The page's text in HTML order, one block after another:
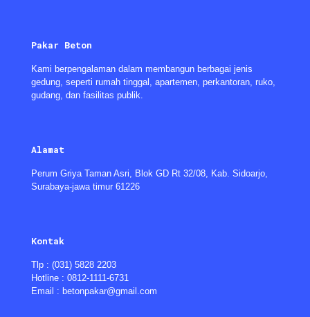
Pakar Beton
Kami berpengalaman dalam membangun berbagai jenis
gedung, seperti rumah tinggal, apartemen, perkantoran, ruko,
gudang, dan fasilitas publik.
Alamat
Perum Griya Taman Asri, Blok GD Rt 32/08, Kab. Sidoarjo,
Surabaya-jawa timur 61226
Kontak
Tlp : (031) 5828 2203
Hotline : 0812-1111-6731
Email : betonpakar@gmail.com